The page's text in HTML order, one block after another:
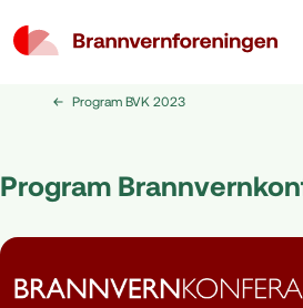
Program BVK 2023
Program